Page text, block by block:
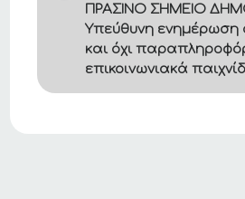
ΠΡΑΣΙΝΟ ΣΗΜΕΙΟ
Υπεύθυνη ενημέρωση
και όχι
επικοινωνιακά